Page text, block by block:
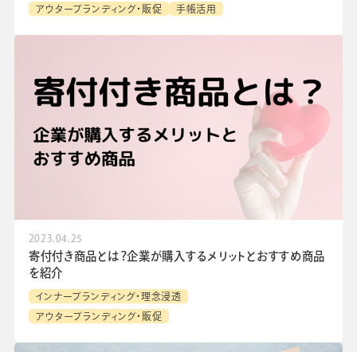
アウターブランディング・販促 手帳活用
2023.04.25
寄付付き商品とは？企業が購入するメリットとおすすめ商品
を紹介
インナーブランディング・理念浸透
アウターブランディング・販促